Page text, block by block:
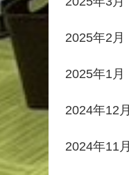
2025年2月
2025年1月
2024年12月
2024年11月